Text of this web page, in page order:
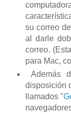
su correo
al darle
correo.
para Mac,
Además
disposición
llamados "